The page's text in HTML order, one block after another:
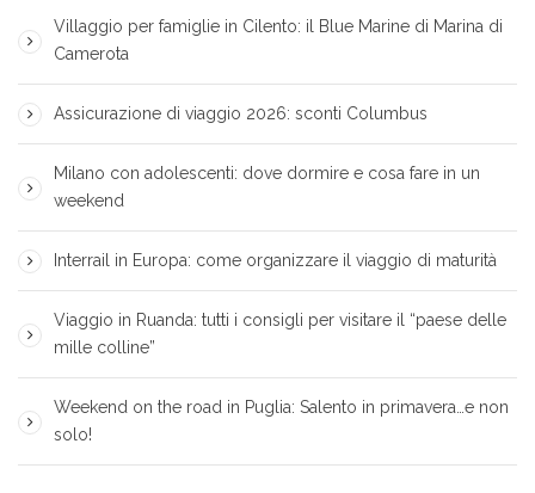
Villaggio per famiglie in Cilento: il Blue Marine di Marina di
Camerota
Assicurazione di viaggio 2026: sconti Columbus
Milano con adolescenti: dove dormire e cosa fare in un
weekend
Interrail in Europa: come organizzare il viaggio di maturità
Viaggio in Ruanda: tutti i consigli per visitare il “paese delle
mille colline”
Weekend on the road in Puglia: Salento in primavera…e non
solo!